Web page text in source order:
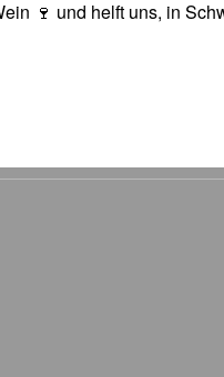
🍷 und helft uns, in